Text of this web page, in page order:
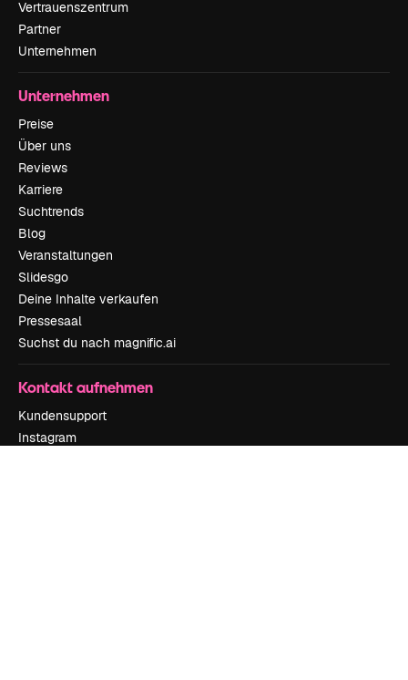
Vertrauenszentrum
Partner
Unternehmen
Unternehmen
Preise
Über uns
Reviews
Karriere
Suchtrends
Blog
Veranstaltungen
Slidesgo
Deine Inhalte verkaufen
Pressesaal
Suchst du nach magnific.ai
Kontakt aufnehmen
Kundensupport
Instagram